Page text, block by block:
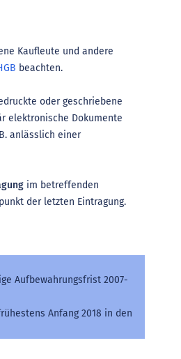
Kaufleute und andere
beachten.
oder geschriebene
elektronische Dokumente
anlässlich einer
im betreffenden
der letzten Eintragung.
Aufbewahrungsfrist 2007-
Anfang 2018 in den